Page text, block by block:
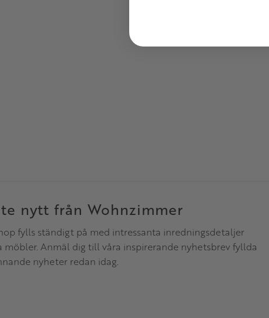
nytt från Wohnzimmer
fylls ständigt på med intressanta inredningsdetaljer
möbler. Anmäl dig till våra inspirerande nyhetsbrev fyllda
nyheter redan idag.